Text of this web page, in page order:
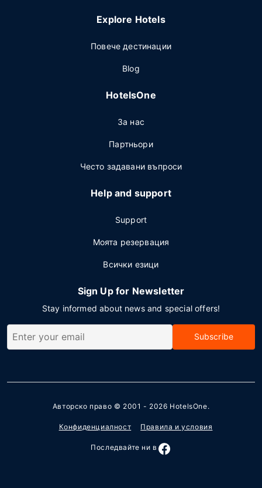
Explore Hotels
Повече дестинации
Blog
HotelsOne
За нас
Партньори
Често задавани въпроси
Help and support
Support
Моята резервация
Всички езици
Sign Up for Newsletter
Stay informed about news and special offers!
Subscribe
Авторско право © 2001 - 2026 HotelsOne.
Конфиденциалност Правила и условия
Последвайте ни в